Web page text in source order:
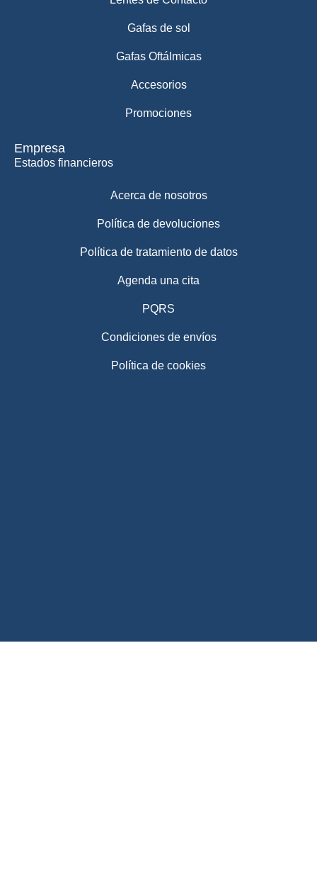
Gafas de sol
Gafas Oftálmicas
Accesorios
Promociones
Empresa
Estados financieros
Acerca de nosotros
Política de devoluciones
Política de tratamiento de datos
Agenda una cita
PQRS
Condiciones de envíos
Política de cookies